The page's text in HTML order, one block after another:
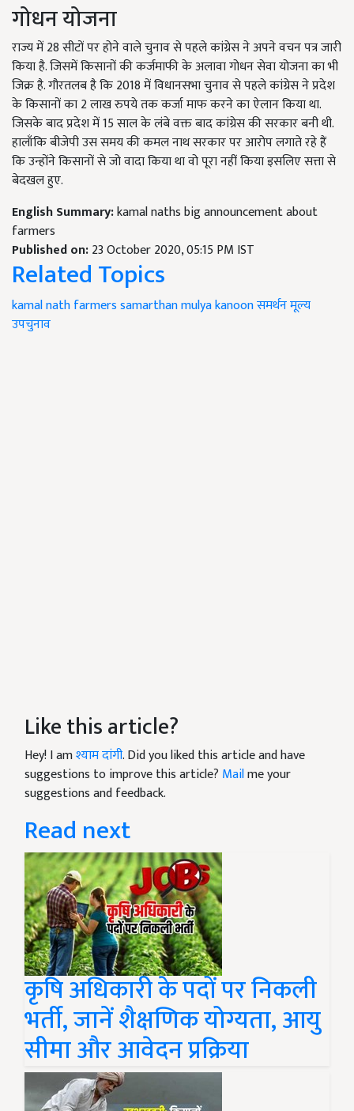
गोधन योजना
राज्य में 28 सीटों पर होने वाले चुनाव से पहले कांग्रेस ने अपने वचन पत्र जारी
किया है. जिसमें किसानों की कर्जमाफी के अलावा गोधन सेवा योजना का भी
जिक्र है. गौरतलब है कि 2018 में विधानसभा चुनाव से पहले कांग्रेस ने प्रदेश
के किसानों का 2 लाख रुपये तक कर्जा माफ करने का ऐलान किया था.
जिसके बाद प्रदेश में 15 साल के लंबे वक्त बाद कांग्रेस की सरकार बनी थी.
हालाँकि बीजेपी उस समय की कमल नाथ सरकार पर आरोप लगाते रहे हैं
कि उन्होंने किसानों से जो वादा किया था वो पूरा नहीं किया इसलिए सत्ता से
बेदखल हुए.
English Summary:kamal naths big announcement about
farmers
Published on:23 October 2020, 05:15 PM IST
Related Topics
kamal nathfarmerssamarthan mulya kanoonसमर्थन मूल्य
उपचुनाव
Like this article?
Hey! I amश्याम दांगी. Did you liked this article and have
suggestions to improve this article? Mailme your
suggestions and feedback.
Read next
कृषि अधिकारी के पदों पर निकली
भर्ती, जानें शैक्षणिक योग्यता, आयु
सीमा और आवेदन प्रक्रिया